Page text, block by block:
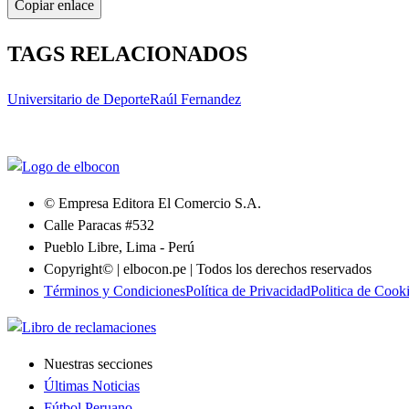
Copiar enlace
TAGS RELACIONADOS
Universitario de DeporteRaúl Fernandez
© Empresa Editora El Comercio S.A.
Calle Paracas #532
Pueblo Libre, Lima - Perú
Copyright© | elbocon.pe | Todos los derechos reservados
Términos y CondicionesPolítica de PrivacidadPolitica de
Nuestras secciones
Últimas Noticias